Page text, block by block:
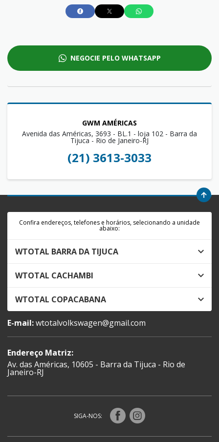
NEGOCIE PELO WHATSAPP
GWM AMÉRICAS
Avenida das Américas, 3693 - BL.1 - loja 102 - Barra da
Tijuca - Rio de Janeiro-RJ
(21) 3613-3033
Confira endereços, telefones e horários, selecionando a unidade
abaixo:
WTOTAL BARRA DA TIJUCA
WTOTAL CACHAMBI
WTOTAL COPACABANA
E-mail:wtotalvolkswagen@gmail.com
Endereço Matriz:
Av. das Américas, 10605 - Barra da Tijuca - Rio de
Janeiro-RJ
SIGA-NOS: